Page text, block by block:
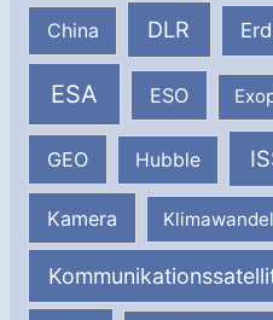
China DLR
ESA ESO
GEO Hubble
Kamera Klimawandel